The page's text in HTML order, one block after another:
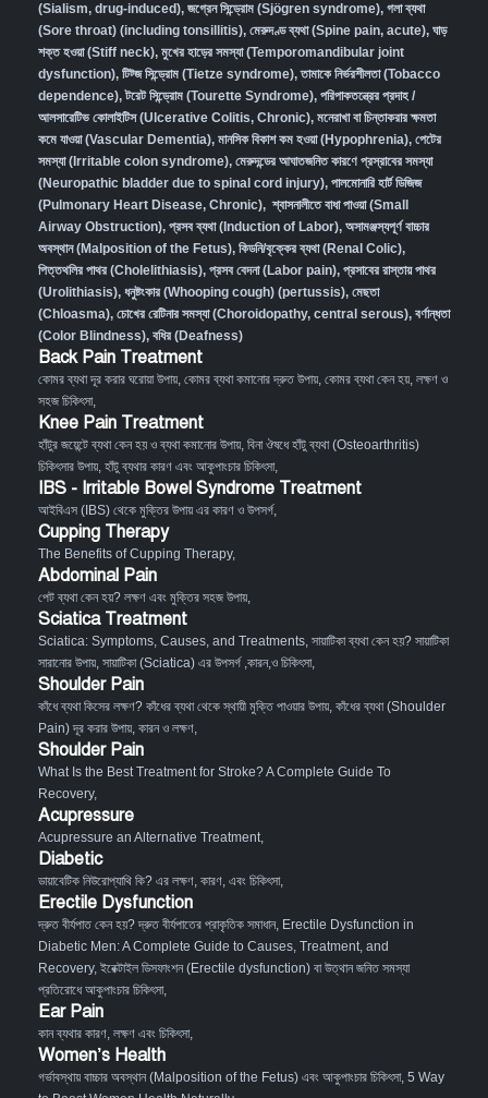
(Sialism, drug-induced), জগ্রেন সিন্ড্রোম (Sjögren syndrome), গলা ব্যথা
(Sore throat) (including tonsillitis), মেরুদণ্ড ব্যথা (Spine pain, acute), ঘাড়
শক্ত হওয়া (Stiff neck), মুখের হাড়ের সমস্যা (Temporomandibular joint
dysfunction), টিট্জ সিন্ড্রোম (Tietze syndrome),তামাকে নির্ভরশীলতা (Tobacco
dependence),টরেট সিন্ড্রোম (Tourette Syndrome), পরিপাকতন্ত্রের প্রদাহ /
আলসারেটিভ কোলাইটিস (Ulcerative Colitis, Chronic), মনেরাখা বা চিন্তাকরার ক্ষমতা
কমে যাওয়া (Vascular Dementia), মানসিক বিকাশ কম হওয়া (Hypophrenia), পেটের
সমস্যা (Irritable colon syndrome), মেরুদন্ডের আঘাতজনিত কারণে প্রস্রাবের সমস্যা
(Neuropathic bladder due to spinal cord injury), পালমোনারি হার্ট ডিজিজ
(Pulmonary Heart Disease, Chronic),শ্বাসনালীতে বাধা পাওয়া (Small
Airway Obstruction), প্রসব ব্যথা (Induction of Labor), অসামঞ্জস্যপূর্ণ বাচ্চার
অবস্থান (Malposition of the Fetus), কিডনি/বৃক্কের ব্যথা (Renal Colic),
পিত্তথলির পাথর (Cholelithiasis), প্রসব বেদনা (Labor pain), প্রসাবের রাস্তায় পাথর
(Urolithiasis), ধনুষ্টংকার (Whooping cough) (pertussis), মেছতা
(Chloasma), চোখের রেটিনার সমস্যা (Choroidopathy, central serous), বর্ণান্ধতা
(Color Blindness), বধির (Deafness)
Back Pain Treatment
কোমর ব্যথা দূর করার ঘরোয়া উপায়, কোমর ব্যথা কমানোর দ্রুত উপায়, কোমর ব্যথা কেন হয়, লক্ষণ ও
সহজ চিকিৎসা,
Knee Pain Treatment
হাঁটুর জয়েন্টে ব্যথা কেন হয় ও ব্যথা কমানোর উপায়, বিনা ঔষধে হাঁটু ব্যথা (Osteoarthritis)
চিকিৎসার উপায়, হাঁটু ব্যথার কারণ এবং আকুপাংচার চিকিৎসা,
IBS - Irritable Bowel Syndrome Treatment
আইবিএস (IBS) থেকে মুক্তির উপায় এর কারণ ও উপসর্গ,
Cupping Therapy
The Benefits of Cupping Therapy,
Abdominal Pain
পেট ব্যথা কেন হয়? লক্ষণ এবং মুক্তির সহজ উপায়,
Sciatica Treatment
Sciatica: Symptoms, Causes, and Treatments, সায়াটিকা ব্যথা কেন হয়? সায়াটিকা
সারানোর উপায়, সায়াটিকা (Sciatica) এর উপসর্গ ,কারন,ও চিকিৎসা,
Shoulder Pain
কাঁধে ব্যথা কিসের লক্ষণ? কাঁধের ব্যথা থেকে স্থায়ী মুক্তি পাওয়ার উপায়, কাঁধের ব্যথা (Shoulder
Pain) দূর করার উপায়, কারন ও লক্ষণ,
Shoulder Pain
What Is the Best Treatment for Stroke? A Complete Guide To
Recovery,
Acupressure
Acupressure an Alternative Treatment,
Diabetic
ডায়াবেটিক নিউরোপ্যাথি কি? এর লক্ষণ, কারণ, এবং চিকিৎসা,
Erectile Dysfunction
দ্রুত বীর্যপাত কেন হয়? দ্রুত বীর্যপাতের প্রাকৃতিক সমাধান, Erectile Dysfunction in
Diabetic Men: A Complete Guide to Causes, Treatment, and
Recovery, ইরেক্টাইল ডিসফাংশন (Erectile dysfunction) বা উত্থান জনিত সমস্যা
প্রতিরোধে আকুপাংচার চিকিৎসা,
Ear Pain
কান ব্যথার কারণ, লক্ষণ এবং চিকিৎসা,
Women’s Health
গর্ভাবস্থায় বাচ্চার অবস্থান (Malposition of the Fetus) এবং আকুপাংচার চিকিৎসা, 5 Way